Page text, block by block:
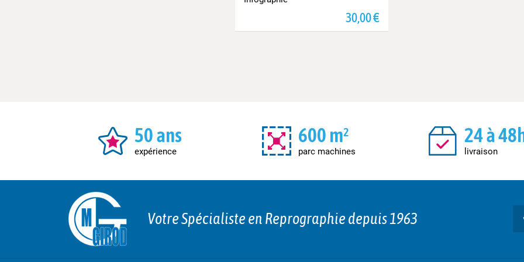
Prix
30,00 €
50 ans
expérience
600 m²
parc machines
24 à
livraison
Votre Spécialiste en Reprographie depuis 1963